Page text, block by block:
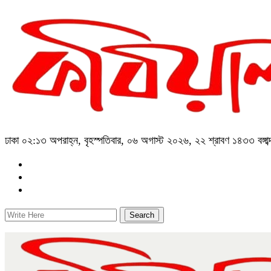
ঢাকা ০২:১৩ অপরাহ্ন, বৃহস্পতিবার, ০৬ অগাস্ট ২০২৬, ২২ শ্রাবণ ১৪৩৩